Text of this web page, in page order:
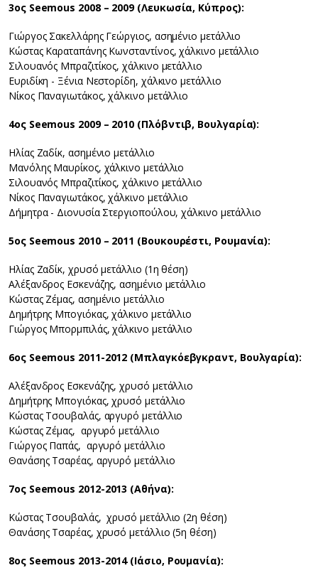
3ος Seemous 2008 – 2009 (Λευκωσία, Κύπρος):
Γιώργος Σακελλάρης Γεώργιος, ασημένιο μετάλλιο
Κώστας Καραταπάνης Κωνσταντίνος, χάλκινο μετάλλιο
Σιλουανός Μπραζιτίκος, χάλκινο μετάλλιο
Ευριδίκη - Ξένια Νεστορίδη, χάλκινο μετάλλιο
Νίκος Παναγιωτάκος, χάλκινο μετάλλιο
4ος Seemous 2009 – 2010 (Πλόβντιβ, Βουλγαρία):
Ηλίας Ζαδίκ, ασημένιο μετάλλιο
Μανόλης Μαυρίκος, χάλκινο μετάλλιο
Σιλουανός Μπραζιτίκος, χάλκινο μετάλλιο
Νίκος Παναγιωτάκος, χάλκινο μετάλλιο
Δήμητρα - Διονυσία Στεργιοπούλου, χάλκινο μετάλλιο
5ος Seemous 2010 – 2011 (Βουκουρέστι, Ρουμανία):
Ηλίας Ζαδίκ, χρυσό μετάλλιο (1η θέση)
Αλέξανδρος Εσκενάζης, ασημένιο μετάλλιο
Κώστας Ζέμας, ασημένιο μετάλλιο
Δημήτρης Μπογιόκας, χάλκινο μετάλλιο
Γιώργος Μπορμπιλάς, χάλκινο μετάλλιο
6ος Seemous 2011-2012 (Μπλαγκόεβγκραντ, Βουλγαρία):
Αλέξανδρος Εσκενάζης, χρυσό μετάλλιο
Δημήτρης Μπογιόκας, χρυσό μετάλλιο
Κώστας Τσουβαλάς, αργυρό μετάλλιο
Κώστας Ζέμας, αργυρό μετάλλιο
Γιώργος Παπάς, αργυρό μετάλλιο
Θανάσης Τσαρέας, αργυρό μετάλλιο
7ος Seemous 2012-2013 (Αθήνα):
Κώστας Τσουβαλάς, χρυσό μετάλλιο (2η θέση)
Θανάσης Τσαρέας, χρυσό μετάλλιο (5η θέση)
8ος Seemous 2013-2014 (Ιάσιο, Ρουμανία):